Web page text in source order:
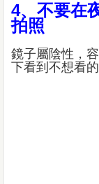
4、不要在
拍照
鏡子屬陰性，
下看到不想看